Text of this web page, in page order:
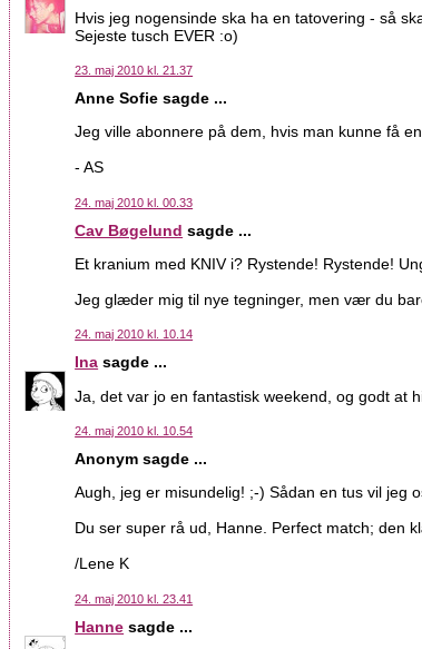
Hvis jeg nogensinde ska ha en tatovering - så
Sejeste tusch EVER :o)
23. maj 2010 kl. 21.37
Anne Sofie sagde ...
Jeg ville abonnere på dem, hvis man kunne få
- AS
24. maj 2010 kl. 00.33
Cav Bøgelund sagde ...
Et kranium med KNIV i? Rystende! Rystende!
Jeg glæder mig til nye tegninger, men vær du
24. maj 2010 kl. 10.14
Ina sagde ...
Ja, det var jo en fantastisk weekend, og godt at
24. maj 2010 kl. 10.54
Anonym sagde ...
Augh, jeg er misundelig! ;-) Sådan en tus vil jeg
Du ser super rå ud, Hanne. Perfect match; den
/Lene K
24. maj 2010 kl. 23.41
Hanne sagde ...